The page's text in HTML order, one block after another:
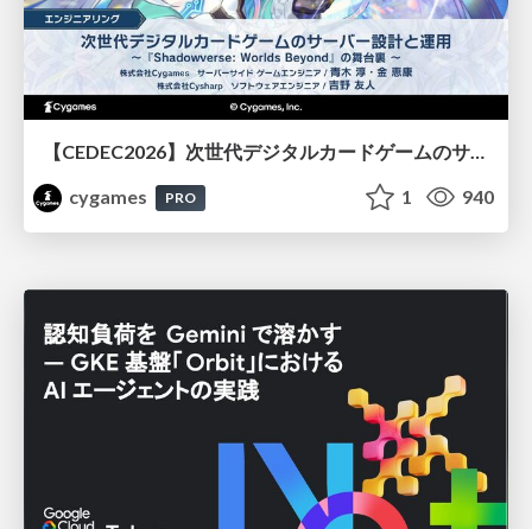
【CEDEC2026】次世代デジタルカードゲームのサーバー設計と運用 〜『Shadowverse: Worlds Beyond』の舞台裏～
cygames
PRO 1 940